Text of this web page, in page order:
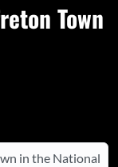
Town
in the National